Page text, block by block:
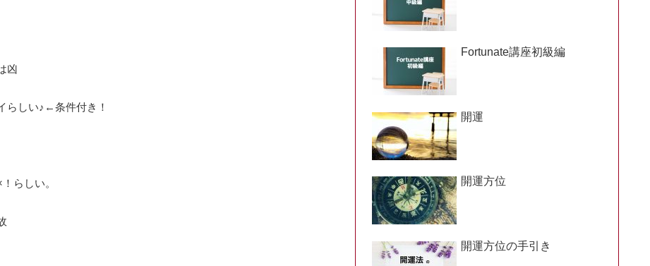
凶
らしい♪←条件付き！
らしい。
Fortunate講座初級編
開運
開運方位
開運方位の手引き